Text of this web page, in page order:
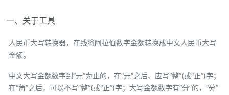
一、关于工具
人民币大写转换器，在线将阿拉伯数字金额转换成中文人民币大写
金额。
中文大写金额数字到“元”为止的，在“元”之后、应写“整”(或“正”)字；
在“角”之后，可以不写“整”(或“正”)字；大写金额数字有“分”的，“分”